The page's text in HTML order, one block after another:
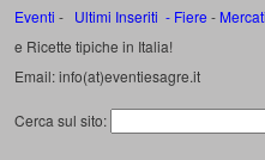
Eventi - Ultimi Inseriti - Fiere -
e Ricette tipiche in Italia!
Email: info(at)eventiesagre.it
Cerca sul sito: